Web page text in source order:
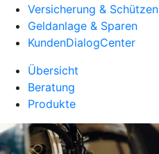
Versicherung & Schützen
Geldanlage & Sparen
KundenDialogCenter
Übersicht
Beratung
Produkte